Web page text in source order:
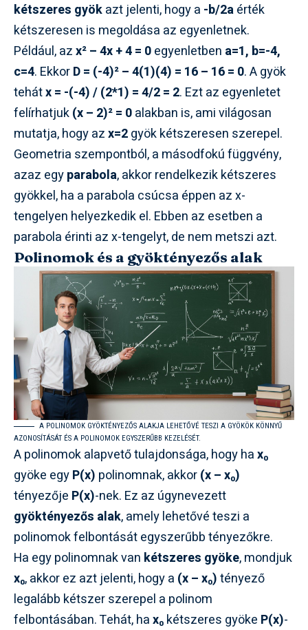
kétszeres gyökazt jelenti, hogy a -b/2aérték
kétszeresen is megoldása az egyenletnek.
Például, azx² – 4x + 4 = 0egyenletben a=1, b=-4,
c=4. EkkorD = (-4)² – 4(1)(4) = 16 – 16 = 0. A gyök
tehátx = -(-4) / (2*1) = 4/2 = 2. Ezt az egyenletet
felírhatjuk(x – 2)² = 0alakban is, ami világosan
mutatja, hogy azx=2gyök kétszeresen szerepel.
Geometria szempontból, a másodfokú függvény,
azaz egyparabola, akkor rendelkezik kétszeres
gyökkel, ha a parabola csúcsa éppen az x-
tengelyen helyezkedik el. Ebben az esetben a
parabola érinti az x-tengelyt, de nem metszi azt.
Polinomok és a gyöktényezős alak
A POLINOMOK GYÖKTÉNYEZŐS ALAKJA LEHETŐVÉ TESZI A GYÖKÖK KÖNNYŰ
AZONOSÍTÁSÁT ÉS A POLINOMOK EGYSZERŰBB KEZELÉSÉT.
A polinomok alapvető tulajdonsága, hogy hax₀
gyöke egyP(x) polinomnak, akkor(x – x₀)
tényezője P(x)-nek. Ez az úgynevezett
gyöktényezős alak, amely lehetővé teszi a
polinomok felbontását egyszerűbb tényezőkre.
Ha egy polinomnak van kétszeres gyöke, mondjuk
x₀, akkor ez azt jelenti, hogy a (x – x₀)tényező
legalább kétszer szerepel a polinom
felbontásában. Tehát, hax₀kétszeres gyöke P(x)-